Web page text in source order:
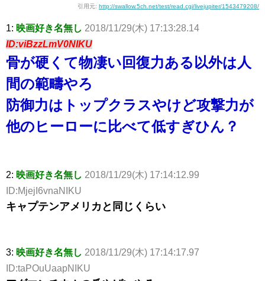
引用元: http://swallow.5ch.net/test/read.cgi/livejupiter/1543479208/
1: 映画好き名無し 2018/11/29(木) 17:13:28.14
ID:viBzzLmV0NIKU
骨が硬くて物凄い回復力ある以外は人
間の範疇やろ
防御力はトップクラスやけど攻撃力が
他のヒーローに比べて低すぎひん？
2: 映画好き名無し 2018/11/29(木) 17:14:12.99
ID:MjejI6vnaNIKU
キャプテンアメリカと同じくらい
3: 映画好き名無し 2018/11/29(木) 17:14:17.97
ID:taPOuUaapNIKU